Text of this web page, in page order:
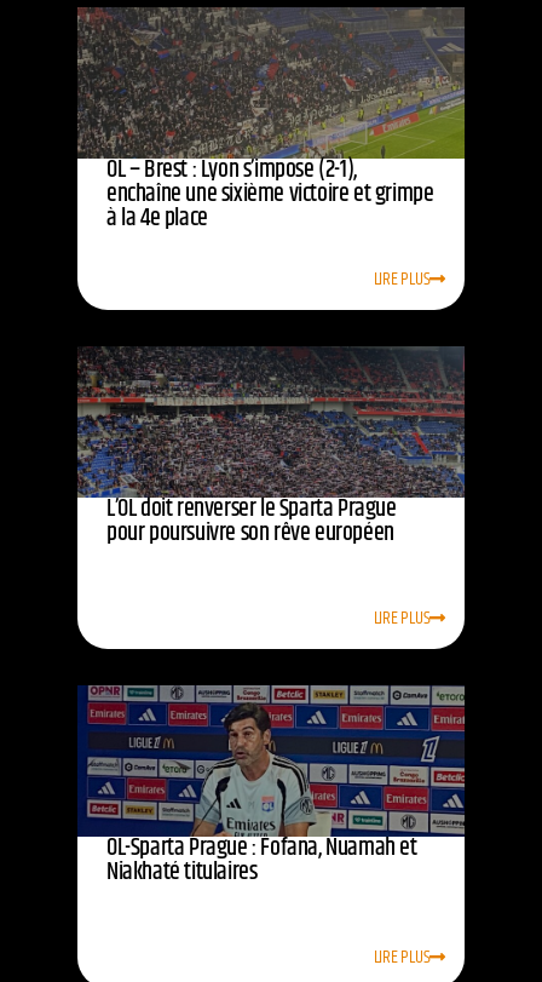
OL – Brest : Lyon s’impose (2-1),
enchaîne une sixième victoire et grimpe
à la 4e place
LIRE PLUS
L’OL doit renverser le Sparta Prague
pour poursuivre son rêve européen
LIRE PLUS
OL-Sparta Prague : Fofana, Nuamah et
Niakhaté titulaires
LIRE PLUS